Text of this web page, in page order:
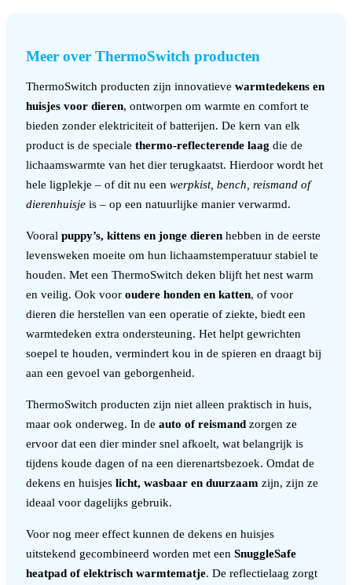
Meer over ThermoSwitch producten
ThermoSwitch producten zijn innovatieve warmtedekens en
huisjes voor dieren, ontworpen om warmte en comfort te
bieden zonder elektriciteit of batterijen. De kern van elk
product is de speciale thermo-reflecterende laag die de
lichaamswarmte van het dier terugkaatst. Hierdoor wordt het
hele ligplekje – of dit nu een werpkist, bench, reismand of
dierenhuisje is – op een natuurlijke manier verwarmd.
Vooral puppy’s, kittens en jonge dieren hebben in de eerste
levensweken moeite om hun lichaamstemperatuur stabiel te
houden. Met een ThermoSwitch deken blijft het nest warm
en veilig. Ook voor oudere honden en katten, of voor
dieren die herstellen van een operatie of ziekte, biedt een
warmtedeken extra ondersteuning. Het helpt gewrichten
soepel te houden, vermindert kou in de spieren en draagt bij
aan een gevoel van geborgenheid.
ThermoSwitch producten zijn niet alleen praktisch in huis,
maar ook onderweg. In de auto of reismand zorgen ze
ervoor dat een dier minder snel afkoelt, wat belangrijk is
tijdens koude dagen of na een dierenartsbezoek. Omdat de
dekens en huisjes licht, wasbaar en duurzaam zijn, zijn ze
ideaal voor dagelijks gebruik.
Voor nog meer effect kunnen de dekens en huisjes
uitstekend gecombineerd worden met een SnuggleSafe
heatpad of elektrisch warmtematje. De reflectielaag zorgt